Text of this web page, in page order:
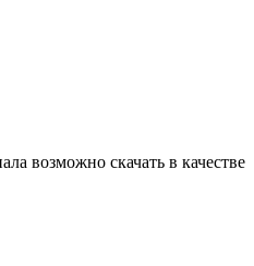
возможно скачать в качестве